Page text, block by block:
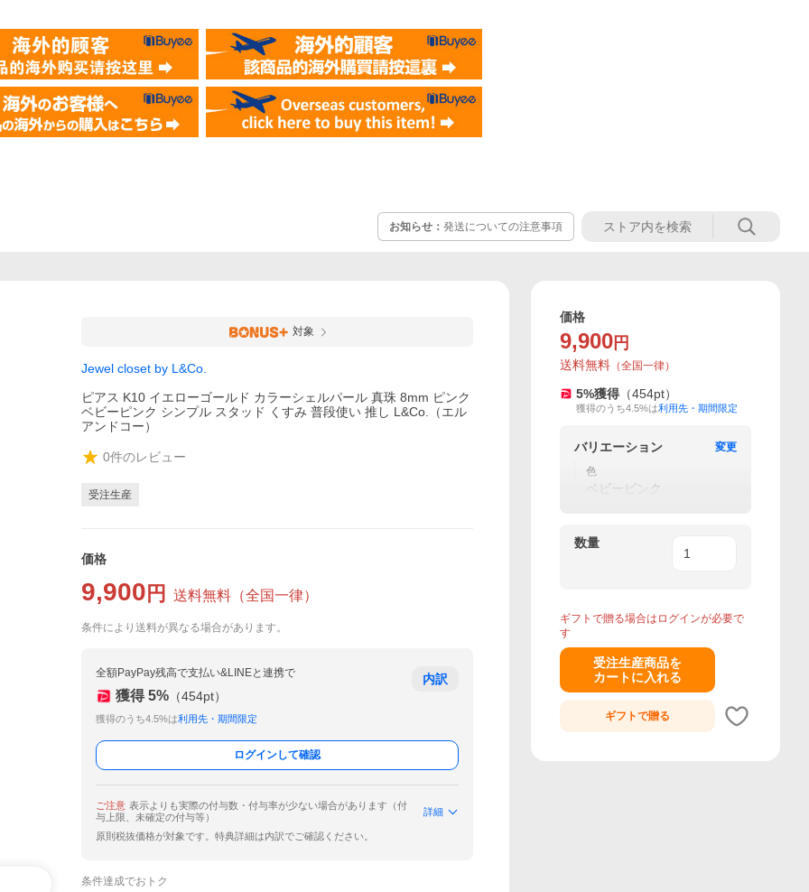
お知らせ： 発送についての注意事項
対象
Jewel closet by L&Co.
ピアス K10 イエローゴールド カラーシェルパール 真珠 8mm ピンク
ベビーピンク シンプル スタッド くすみ 普段使い 推し L&Co.（エル
アンドコー）
0件のレビュー
受注生産
価格
9,900 円 送料無料 （全国一律）
条件により送料が異なる場合があります。
全額PayPay残高で支払い&LINEと連携で
獲得 5% （454pt）
獲得のうち4.5%は利用先・期間限定
内訳
ログインして確認
ご注意 表示よりも実際の付与数・付与率が少ない場合があります（付
与上限、未確定の付与等）
詳細
原則税抜価格が対象です。特典詳細は内訳でご確認ください。
条件達成でおトク
価格
9,900 円
送料無料 （全国一律）
5%獲得 （454pt）
獲得のうち4.5%は利用先・期間限定
バリエーション
変更
色
ベビーピンク
数量
ギフトで贈る場合はログインが必要で
す
受注生産商品を
カートに入れる
ギフトで贈る